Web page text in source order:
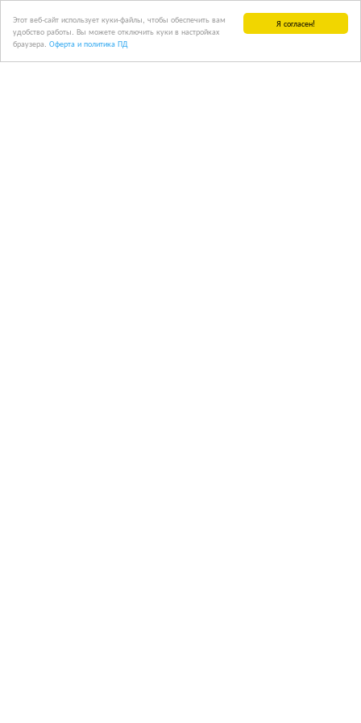
Я согласен!
Этот веб-сайт использует куки-файлы, чтобы обеспечить вам
удобство работы. Вы можете отключить куки в настройках
браузера. Оферта и политика ПД